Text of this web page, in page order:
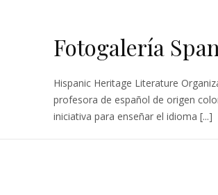
Fotogalería
Hispanic Heritage Literature
profesora de español de origen
iniciativa para enseñar el idioma [...]